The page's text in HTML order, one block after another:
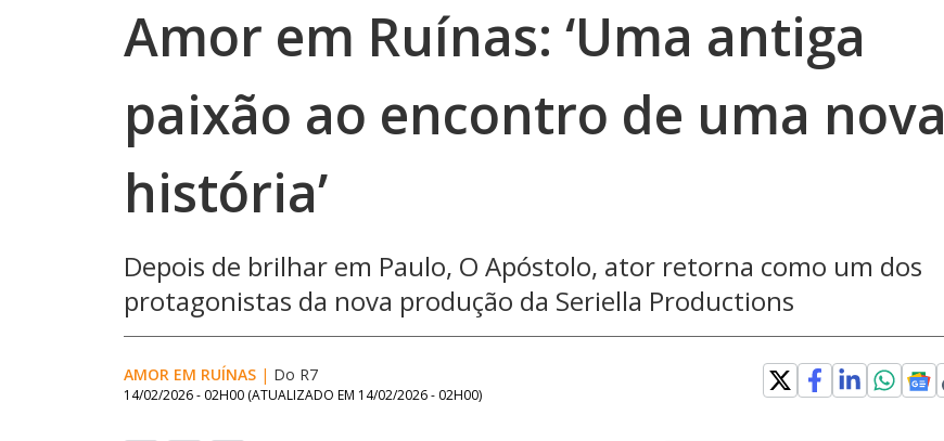
Amor em Ruínas: ‘Uma antiga
paixão ao encontro de uma nova
história’
Depois de brilhar em Paulo, O Apóstolo, ator retorna como um dos
protagonistas da nova produção da Seriella Productions
AMOR EM RUÍNAS | Do R7
14/02/2026 - 02H00 (ATUALIZADO EM 14/02/2026 - 02H00)